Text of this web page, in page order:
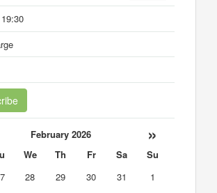
February 2026 »
We Th Fr Sa
Su
28 29 30 31
1